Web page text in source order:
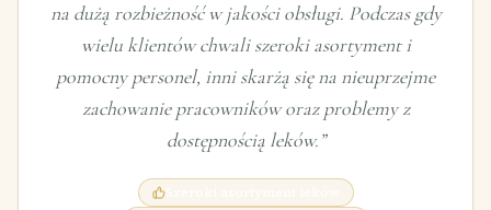
na dużą rozbieżność w jakości obsługi. Podczas gdy
wielu klientów chwali szeroki asortyment i
pomocny personel, inni skarżą się na nieuprzejme
zachowanie pracowników oraz problemy z
dostępnością leków.”
Szeroki asortyment leków